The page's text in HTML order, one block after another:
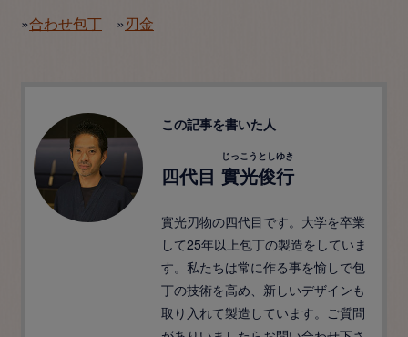
»合わせ包丁 »刃金
この記事を書いた人
四代目 實光俊行
じっこうとしゆき
實光刃物の四代目です。大学を卒業
して25年以上包丁の製造をしていま
す。私たちは常に作る事を愉しで包
丁の技術を高め、新しいデザインも
取り入れて製造しています。ご質問